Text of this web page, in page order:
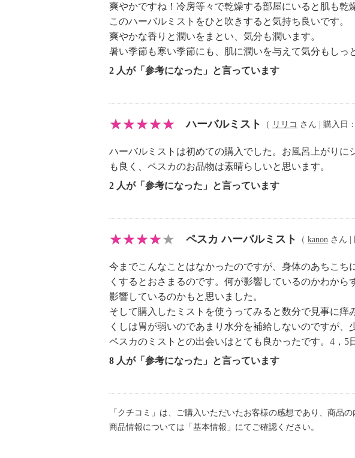
爽やかですね！冷房等々で乾燥する部屋にいると肌も乾
このハーバルミストをひと吹きすると気持ち良いです。
爽やかな香りと潤いをまとい、気分も潤います。
暑い季節も寒い季節にも、肌に潤いを与えて気分もしっ
2 人が「参考になった」と言っています
ハーバルミスト （ リリコ さん | 購入日
ハーバルミストは初めての購入でした。お風呂上がり
も良く、ペスカのお品物は素晴らしいと思います。
2 人が「参考になった」と言っています
ペスカ ハーバルミスト （ kanon さん |
今までこんなことはなかったのですが、身体のあちこ
くするとおさまるのです。何が影響しているのかわか
影響しているのかもと思いました。
そして購入したミストを使うってみると数分で見事に
くしは胃が弱いのであまり水分を補給しないのですが
ペスカのミストとの出会いはとても良かったです。4，
8 人が「参考になった」と言っています
「クチコミ」は、ご購入いただいたお客様の感想であり、商品
商品情報については「基本情報」にてご確認ください。